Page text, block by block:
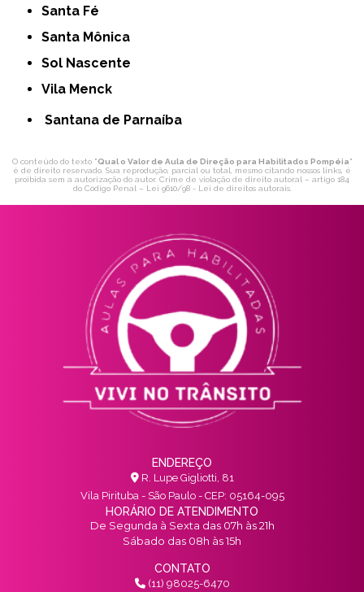
Santa Fé
Santa Mônica
Sol Nascente
Vila Menck
Santana de Parnaíba
O conteúdo do texto "Qual o Valor de Aula de Direção para Habilitados Pompéia"
é de direito reservado. Sua reprodução, parcial ou total, mesmo citando nossos links, é
proibida sem a autorização do autor. Crime de violação de direito autoral – artigo 184
do Código Penal – Lei 9610/98 - Lei de direitos autorais.
ENDEREÇO
R. Lupe Gigliotti, 81
Vila Pirituba - São Paulo - CEP: 05164-095
HORÁRIO DE ATENDIMENTO
De Segunda à Sexta das 07h às 21h
Sábado das 08h às 15h
CONTATO
(11) 98025-6470